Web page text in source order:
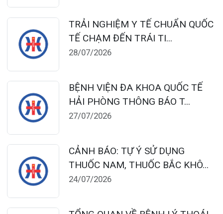
124 Nguyễn Đức Cảnh, Cát Dài Q Lê
Chân, Hải Phòng
0225-3955 888
0225-3951 115
Lịch làm việc:
Khoa Khám bệnh theo yêu cầu:
Thứ 2 – Thứ 6: 06:00 – 20:00
Thứ 7 – Chủ nhật: 06:30 – 16:30